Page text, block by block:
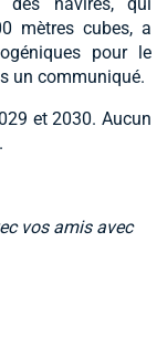
mètres cubes, a
pour le
un communiqué.
et 2030. Aucun
vos amis avec